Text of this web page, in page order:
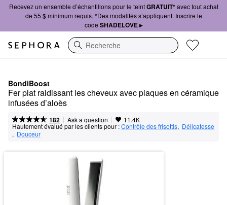
Recevez un ensemble d’échantillons pour le teintGRATUIT*avec tout achat
de 55 $ minimum requis. *Des modalités s’appliquent. Inscrire le
code SHADELOVE ▸
Recherche
BondiBoost
Fer plat raidissant les cheveux avec plaques en céramique
infusées d’aloès
182 | Ask a question | 11.4K
Hautement évalué par les clients pour :Contrôle des frisottis, Délicatesse
, Douceur